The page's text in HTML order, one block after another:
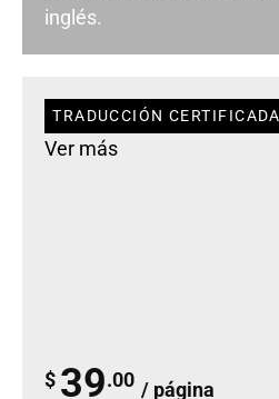
inglés.
TRADUCCIÓN
Ver más
$ 39.00 / página